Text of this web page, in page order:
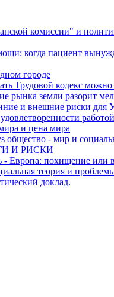
комиссии" и
когда пациент
городе
Трудовой кодекс можно
рынка земли разорит
и внешние риски для
и цена мира
общество - мир и
И РИСКИ
похищение или
теория и
доклад.